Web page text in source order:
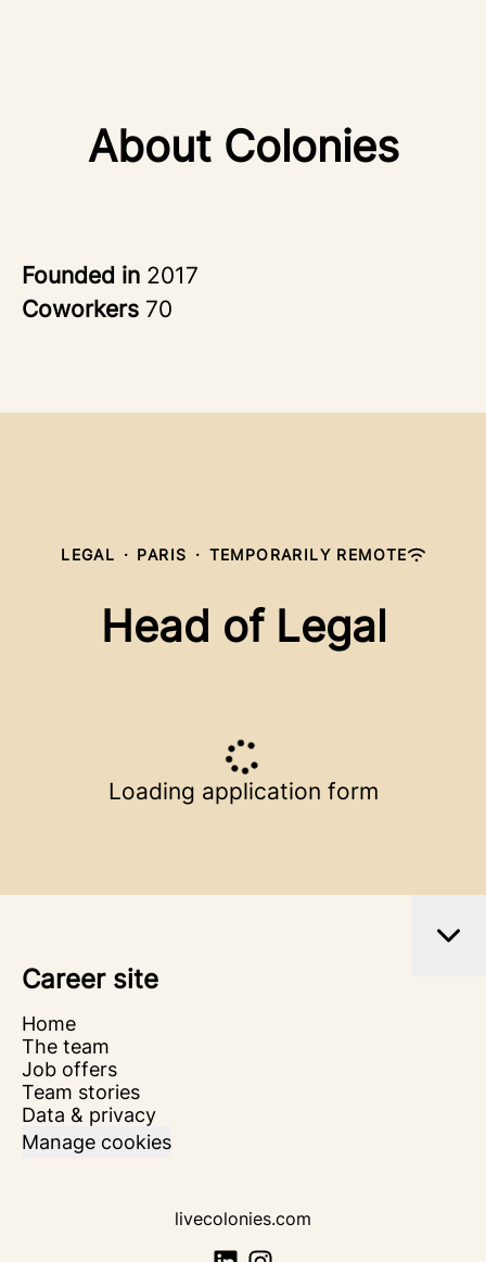
About Colonies
Founded in 2017
Coworkers 70
LEGAL · PARIS · TEMPORARILY REMOTE
Head of Legal
Loading application form
Career site
Home
The team
Job offers
Team stories
Data & privacy
Manage cookies
livecolonies.com